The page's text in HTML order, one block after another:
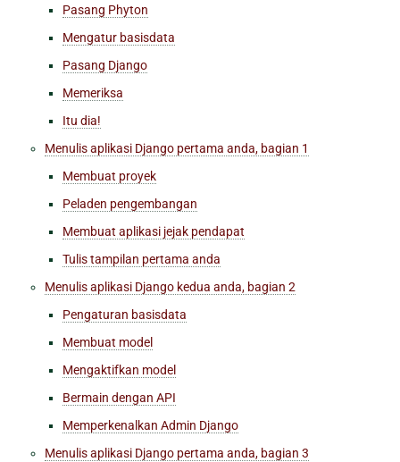
Pasang Phyton
Mengatur basisdata
Pasang Django
Memeriksa
Itu dia!
Menulis aplikasi Django pertama anda, bagian 1
Membuat proyek
Peladen pengembangan
Membuat aplikasi jejak pendapat
Tulis tampilan pertama anda
Menulis aplikasi Django kedua anda, bagian 2
Pengaturan basisdata
Membuat model
Mengaktifkan model
Bermain dengan API
Memperkenalkan Admin Django
Menulis aplikasi Django pertama anda, bagian 3